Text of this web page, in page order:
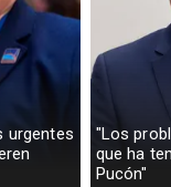
urgentes
"Los
que ha
Pucón"